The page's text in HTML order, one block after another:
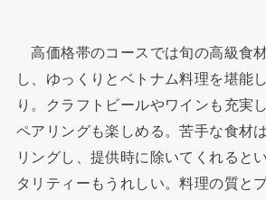
高価格帯のコースでは旬の高級食
し、ゆっくりとベトナム料理を堪能
り。クラフトビールやワインも充実
ペアリングも楽しめる。苦手な食材
リングし、提供時に除いてくれると
タリティーもうれしい。料理の質と